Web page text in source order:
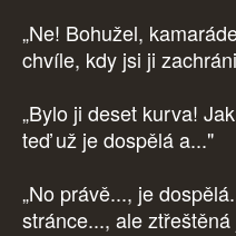
„Ne! Bohužel,
chvíle, kdy jsi ji
„Bylo ji deset kurva!
teď už je dospělá a..."
„No právě..., je
stránce..., ale